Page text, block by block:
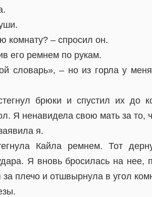
комнату? – спросил он.
его ремнем по рукам.
словарь», – но из горла у
брюки и спустил их до
Я ненавидела свою мать за то,
я.
Кайла ремнем. Тот
Я вновь бросилась на нее,
за плечо и отшвырнула в угол